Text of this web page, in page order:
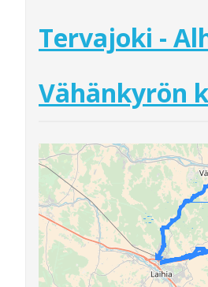
Tervajoki -
Vähänkyrön